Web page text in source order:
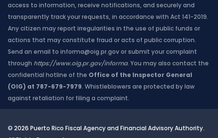
access to information, receive notifications, and securely and
transparently track your requests, in accordance with Act 141-2019.
Any citizen may report irregularities in the use of public funds or
actions that may constitute fraud or acts of public corruption.
Send an email to informa@oig.pr.govor submit your complaint
through https://www.oig.pr.gov/informa. You may also contact the
confidential hotline of the Office of the Inspector General
(OIG) at 787-679-7979. Whistleblowers are protected by law
against retaliation for filing a complaint.
© 2026 Puerto Rico Fiscal Agency and Financial Advisory Authority.